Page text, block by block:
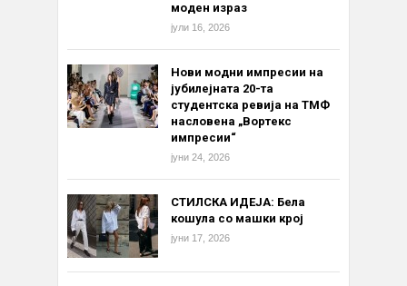
моден израз
јули 16, 2026
Нови модни импресии на
јубилејната 20-та
студентска ревија на ТМФ
насловена „Вортекс
импресии“
јуни 24, 2026
СТИЛСКА ИДЕЈА: Бела
кошула со машки крој
јуни 17, 2026